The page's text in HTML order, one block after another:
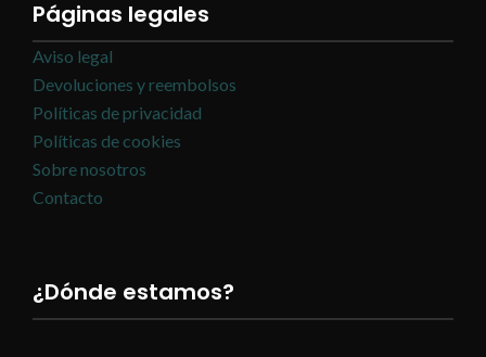
Páginas legales
Aviso legal
Devoluciones y reembolsos
Políticas de privacidad
Políticas de cookies
Sobre nosotros
Contacto
¿Dónde estamos?